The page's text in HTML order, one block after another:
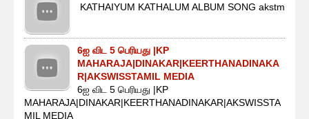
KATHAIYUM KATHALUM ALBUM SONG akstm
6ஐ விட 5 பெரியது |KP
MAHARAJA|DINAKAR|KEERTHANADINAKA
R|AKSWISSTAMIL MEDIA
6ஐ விட 5 பெரியது |KP
MAHARAJA|DINAKAR|KEERTHANADINAKAR|AKSWISSTA
MIL MEDIA